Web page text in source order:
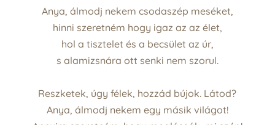
Anya, álmodj nekem csodaszép meséket,
hinni szeretném hogy igaz az az élet,
hol a tisztelet és a becsület az úr,
s alamizsnára ott senki nem szorul.
Reszketek, úgy félek, hozzád bújok. Látod?
Anya, álmodj nekem egy másik világot!